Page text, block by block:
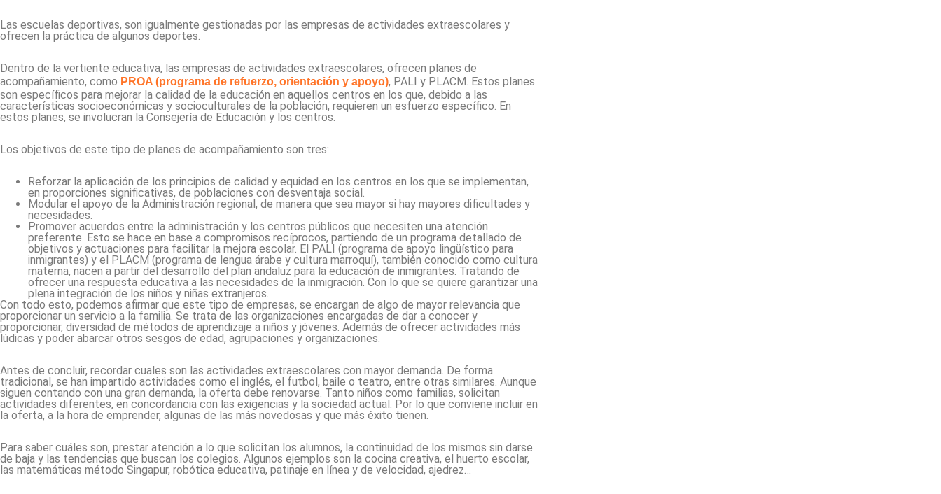
Las escuelas deportivas, son igualmente gestionadas por las empresas de actividades extraescolares y
ofrecen la práctica de algunos deportes.
Dentro de la vertiente educativa, las empresas de actividades extraescolares, ofrecen planes de
acompañamiento, como PROA (programa de refuerzo, orientación y apoyo), PALI y PLACM. Estos planes
son específicos para mejorar la calidad de la educación en aquellos centros en los que, debido a las
características socioeconómicas y socioculturales de la población, requieren un esfuerzo específico. En
estos planes, se involucran la Consejería de Educación y los centros.
Los objetivos de este tipo de planes de acompañamiento son tres:
Reforzar la aplicación de los principios de calidad y equidad en los centros en los que se implementan,
en proporciones significativas, de poblaciones con desventaja social.
Modular el apoyo de la Administración regional, de manera que sea mayor si hay mayores dificultades y
necesidades.
Promover acuerdos entre la administración y los centros públicos que necesiten una atención
preferente. Esto se hace en base a compromisos recíprocos, partiendo de un programa detallado de
objetivos y actuaciones para facilitar la mejora escolar. El PALI (programa de apoyo lingüístico para
inmigrantes) y el PLACM (programa de lengua árabe y cultura marroquí), también conocido como cultura
materna, nacen a partir del desarrollo del plan andaluz para la educación de inmigrantes. Tratando de
ofrecer una respuesta educativa a las necesidades de la inmigración. Con lo que se quiere garantizar una
plena integración de los niños y niñas extranjeros.
Con todo esto, podemos afirmar que este tipo de empresas, se encargan de algo de mayor relevancia que
proporcionar un servicio a la familia. Se trata de las organizaciones encargadas de dar a conocer y
proporcionar, diversidad de métodos de aprendizaje a niños y jóvenes. Además de ofrecer actividades más
lúdicas y poder abarcar otros sesgos de edad, agrupaciones y organizaciones.
Antes de concluir, recordar cuales son las actividades extraescolares con mayor demanda. De forma
tradicional, se han impartido actividades como el inglés, el futbol, baile o teatro, entre otras similares. Aunque
siguen contando con una gran demanda, la oferta debe renovarse. Tanto niños como familias, solicitan
actividades diferentes, en concordancia con las exigencias y la sociedad actual. Por lo que conviene incluir en
la oferta, a la hora de emprender, algunas de las más novedosas y que más éxito tienen.
Para saber cuáles son, prestar atención a lo que solicitan los alumnos, la continuidad de los mismos sin darse
de baja y las tendencias que buscan los colegios. Algunos ejemplos son la cocina creativa, el huerto escolar,
las matemáticas método Singapur, robótica educativa, patinaje en línea y de velocidad, ajedrez…